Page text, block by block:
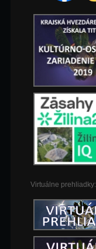
Virtuálne prehliadky: